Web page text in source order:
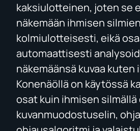
kaksiulotteinen, joten se
näkemään ihmisen
kolmiulotteisesti, eikä
automaattisesti
näkemäänsä kuvaa kuten
Konenäöllä on käytössä
osat kuin ihmisen silmällä
kuvanmuodostuselin,